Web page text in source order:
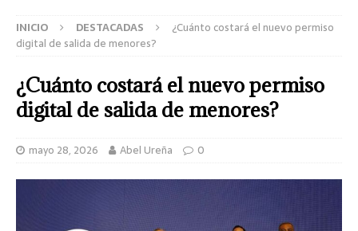
INICIO DESTACADAS
¿Cuánto costará el nuevo permiso
digital de salida de menores?
¿Cuánto costará el nuevo permiso
digital de salida de menores?
mayo 28, 2026 Abel Ureña 0